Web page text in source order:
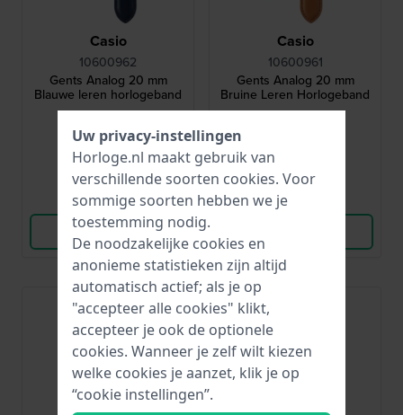
Casio
10600962
Gents Analog 20 mm
Blauwe leren horlogeband
18,-
● Op voorraad
Vergelijk
Bekijk Product
Casio
10600961
Gents Analog 20 mm
Bruine Leren Horlogeband
● Op voorraad
Vergelijk
Uw privacy-instellingen
Horloge.nl maakt gebruik van
verschillende soorten cookies. Voor
sommige soorten hebben we je
toestemming nodig.
De noodzakelijke cookies en
anonieme statistieken zijn altijd
automatisch actief; als je op
"accepteer alle cookies" klikt,
accepteer je ook de optionele
cookies. Wanneer je zelf wilt kiezen
welke cookies je aanzet, klik je op
“cookie instellingen”.